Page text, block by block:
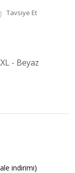
Tavsiye Et
- Beyaz
indirimi)